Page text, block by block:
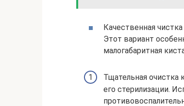
Качественная
Этот вариант
малогабаритная
Тщательная очистка
его стерилизации.